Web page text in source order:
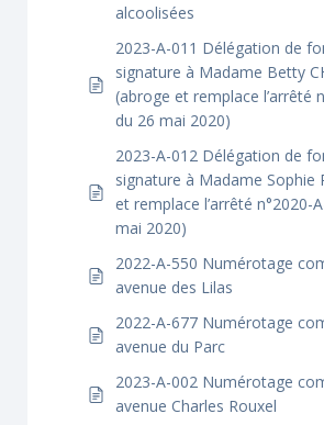
alcoolisées
2023-A-011 Délégation de
signature à Madame Betty
(abroge et remplace l’arrêté
du 26 mai 2020)
2023-A-012 Délégation de
signature à Madame Sophie
et remplace l’arrêté n°2020-
mai 2020)
2022-A-550 Numérotage
avenue des Lilas
2022-A-677 Numérotage
avenue du Parc
2023-A-002 Numérotage
avenue Charles Rouxel